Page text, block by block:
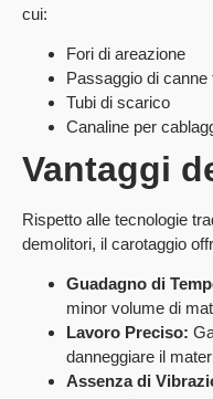
cui:
Fori di areazione
Passaggio di
Tubi di scarico
Canaline per
Vantaggi
Rispetto alle tecnologie
demolitori, il carotaggio
Guadagno di
minor volume di
Lavoro Preciso:
danneggiare il
Assenza di